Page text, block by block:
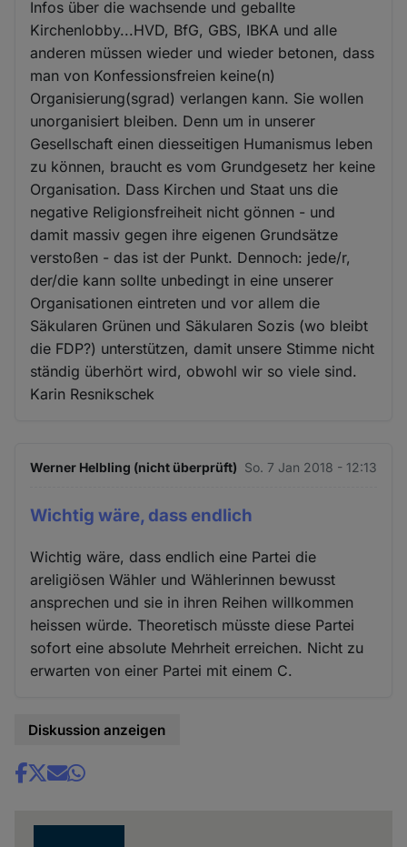
Infos über die wachsende und geballte
Kirchenlobby...HVD, BfG, GBS, IBKA und alle
anderen müssen wieder und wieder betonen, dass
man von Konfessionsfreien keine(n)
Organisierung(sgrad) verlangen kann. Sie wollen
unorganisiert bleiben. Denn um in unserer
Gesellschaft einen diesseitigen Humanismus leben
zu können, braucht es vom Grundgesetz her keine
Organisation. Dass Kirchen und Staat uns die
negative Religionsfreiheit nicht gönnen - und
damit massiv gegen ihre eigenen Grundsätze
verstoßen - das ist der Punkt. Dennoch: jede/r,
der/die kann sollte unbedingt in eine unserer
Organisationen eintreten und vor allem die
Säkularen Grünen und Säkularen Sozis (wo bleibt
die FDP?) unterstützen, damit unsere Stimme nicht
ständig überhört wird, obwohl wir so viele sind.
Karin Resnikschek
Werner Helbling (nicht überprüft) So. 7 Jan 2018 - 12:13
Wichtig wäre, dass endlich
Wichtig wäre, dass endlich eine Partei die
areligiösen Wähler und Wählerinnen bewusst
ansprechen und sie in ihren Reihen willkommen
heissen würde. Theoretisch müsste diese Partei
sofort eine absolute Mehrheit erreichen. Nicht zu
erwarten von einer Partei mit einem C.
Diskussion anzeigen
Share